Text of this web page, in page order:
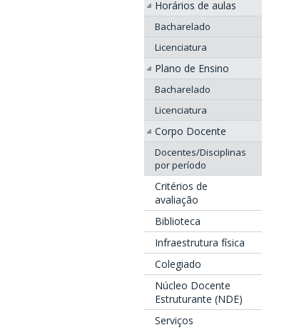
Horários de aulas
Bacharelado
Licenciatura
Plano de Ensino
Bacharelado
Licenciatura
Corpo Docente
Docentes/Disciplinas
por período
Critérios de
avaliação
Biblioteca
Infraestrutura física
Colegiado
Núcleo Docente
Estruturante (NDE)
Serviços